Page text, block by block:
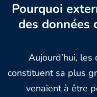
Pourquoi
des données
Aujourd’hui, les
constituent sa plus
venaient à être